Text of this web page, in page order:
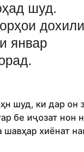
шуд.
январ
шуд, ки дар он
бе иҷозат нон
шавҳар хиёнат